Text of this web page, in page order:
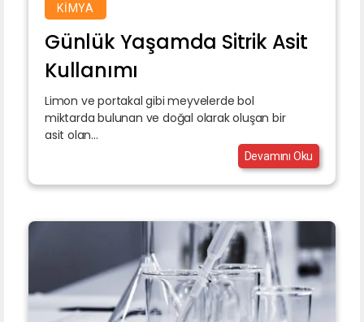
KIMYA
Günlük Yaşamda Sitrik Asit
Kullanımı
Limon ve portakal gibi meyvelerde bol
miktarda bulunan ve doğal olarak oluşan bir
asit olan...
Devamını Oku